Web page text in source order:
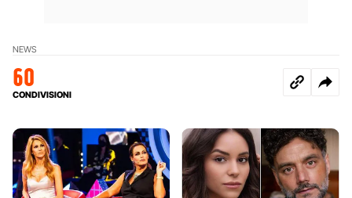
NEWS
60
CONDIVISIONI